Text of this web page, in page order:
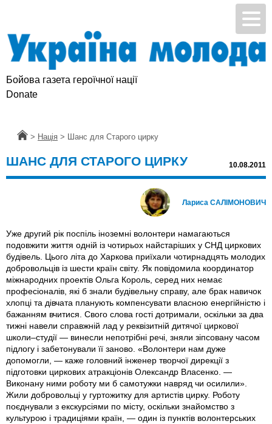
Бойова газета героїчної нації
Donate
Головна
> Нація > Шанс для Старого цирку
ШАНС ДЛЯ СТАРОГО ЦИРКУ 10.08.2011
Лариса САЛІМОНОВИЧ
Уже другий рік поспіль іноземні волонтери намагаються
подовжити життя одній із чотирьох найстаріших у СНД циркових
будівель. Цього літа до Харкова приїхали чотирнадцять молодих
добровольців iз шести країн світу. Як повідомила координатор
міжнародних проектів Ольга Король, серед них немає
професіоналів, які б знали будівельну справу, але брак навичок
хлопці та дівчата планують компенсувати власною енергійністю і
бажанням вчитися. Свого слова гості дотримали, оскільки за два
тижні навели справжній лад у реквізитній дитячої циркової
школи–студії — винесли непотрібні речі, зняли зіпсовану часом
підлогу і забетонували її заново. «Волонтери нам дуже
допомогли, — каже головний інженер творчої дирекції з
підготовки циркових атракціонів Олександр Власенко. —
Виконану ними роботу ми б самотужки навряд чи осилили».
Жили добровольці у гуртожитку для артистів цирку. Роботу
поєднували з екскурсіями по місту, оскільки знайомство з
культурою і традиціями країн, — один із пунктів волонтерських